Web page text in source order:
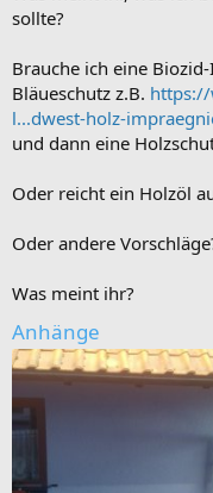
sollte?
Brauche ich eine
Bläueschutz z.B. https://
l...dwest-holz-
und dann eine
Oder reicht ein Holzöl
Oder andere
Was meint ihr?
Anhänge